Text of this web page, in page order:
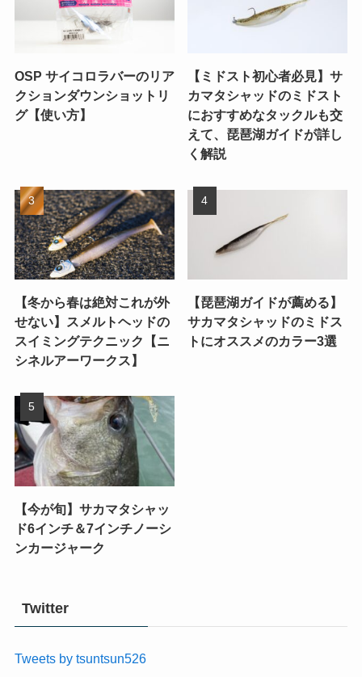
OSP サイコロラバーのリア
クションダウンショットリ
グ【使い方】
【ミドスト初心者必見】サ
カマタシャッドのミドスト
におすすめなタックルも交
えて、琵琶湖ガイドが詳し
く解説
【冬から春は絶対これが外
せない】スメルトヘッドの
スイミングテクニック【ニ
シネルアーワークス】
【琵琶湖ガイドが薦める】
サカマタシャッドのミドス
トにオススメのカラー3選
【今が旬】サカマタシャッ
ド6インチ＆7インチノーシ
ンカージャーク
Twitter
Tweets by tsuntsun526